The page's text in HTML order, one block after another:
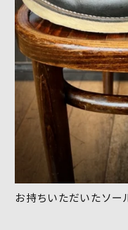
お持ちいただいたソー